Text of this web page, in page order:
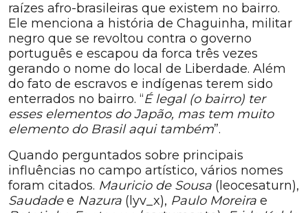
raízes afro-brasileiras que existem no bairro.
Ele menciona a história de Chaguinha, militar
negro que se revoltou contra o governo
português e escapou da forca três vezes
gerando o nome do local de Liberdade. Além
do fato de escravos e indígenas terem sido
enterrados no bairro. “É legal (o bairro) ter
esses elementos do Japão, mas tem muito
elemento do Brasil aqui também”.
Quando perguntados sobre principais
influências no campo artístico, vários nomes
foram citados. Mauricio de Sousa (leocesaturn),
Saudadee Nazura (lyv_x), Paulo Moreira e